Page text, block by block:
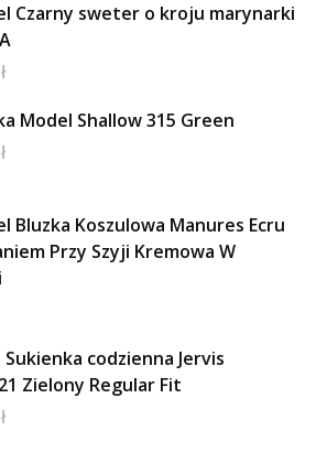
Czarny sweter o kroju marynarki
Model Shallow 315 Green
Bluzka Koszulowa Manures Ecru
Przy Szyji Kremowa W
codzienna Jervis
Zielony Regular Fit